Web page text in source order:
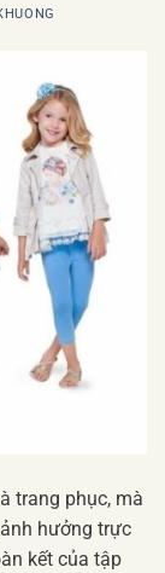
trang phục, mà
hưởng trực
kết của tập